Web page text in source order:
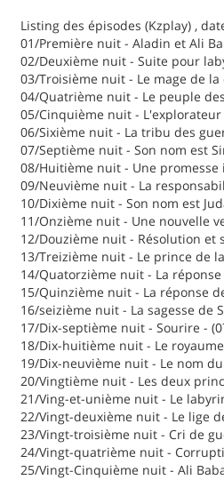
Listing des épisodes (Kzplay) ,
01/Première nuit - Aladin et Ali
02/Deuxième nuit - Suite pour
03/Troisième nuit - Le mage de
04/Quatrième nuit - Le peuple
05/Cinquième nuit -
06/Sixième nuit - La tribu des
07/Septième nuit - Son nom est
08/Huitième nuit - Une promesse
09/Neuvième nuit - La
10/Dixième nuit - Son nom est
11/Onzième nuit - Une nouvelle
12/Douzième nuit - Résolution et
13/Treizième nuit - Le prince de
14/Quatorzième nuit - La
15/Quinzième nuit - La réponse
16/seizième nuit - La sagesse de
17/Dix-septième nuit - Sourire -
18/Dix-huitième nuit - Le
19/Dix-neuvième nuit - Le nom
20/Vingtième nuit - Les deux
21/Ving-et-unième nuit - Le
22/Vingt-deuxième nuit - Le lige
23/Vingt-troisième nuit - Cri de
24/Vingt-quatrième nuit -
25/Vingt-Cinquième nuit - Ali